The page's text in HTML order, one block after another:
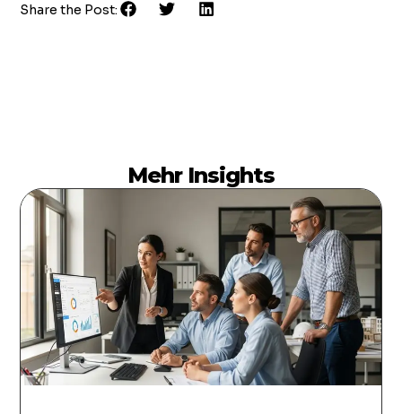
Share the Post:
Mehr Insights